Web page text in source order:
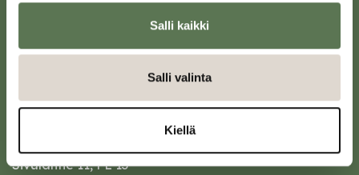
Salli kaikki
Salli valinta
Kiellä
Sivulantie 11, PL 13